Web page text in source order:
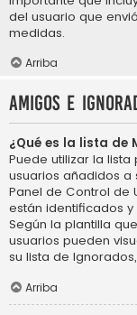
del usuario que
medidas.
Arriba
Amigos e
¿Qué es la lista de
Puede utilizar la
usuarios añadidos a
Panel de Control de
están identificados
Según la plantilla
usuarios pueden
su lista de
Arriba